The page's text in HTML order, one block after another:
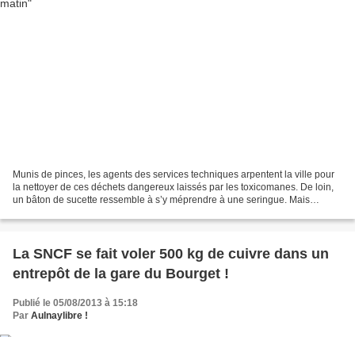
Munis de pinces, les agents des services techniques arpentent la ville pour
la nettoyer de ces déchets dangereux laissés par les toxicomanes. De loin,
un bâton de sucette ressemble à s’y méprendre à une seringue. Mais
La SNCF se fait voler 500 kg de cuivre dans un
entrepôt de la gare du Bourget !
Publié le 05/08/2013 à 15:18
Par Aulnaylibre !